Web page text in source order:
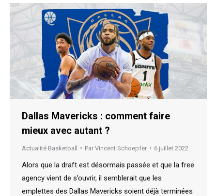
Dallas Mavericks : comment faire
mieux avec autant ?
Actualité Basketball Par Vincent Schoepfer 6 juillet 2022
Alors que la draft est désormais passée et que la free
agency vient de s’ouvrir, il semblerait que les
emplettes des Dallas Mavericks soient déjà terminées